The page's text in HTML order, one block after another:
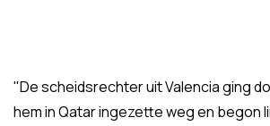
"De scheidsrechter uit Valencia ging
hem in Qatar ingezette weg en begon